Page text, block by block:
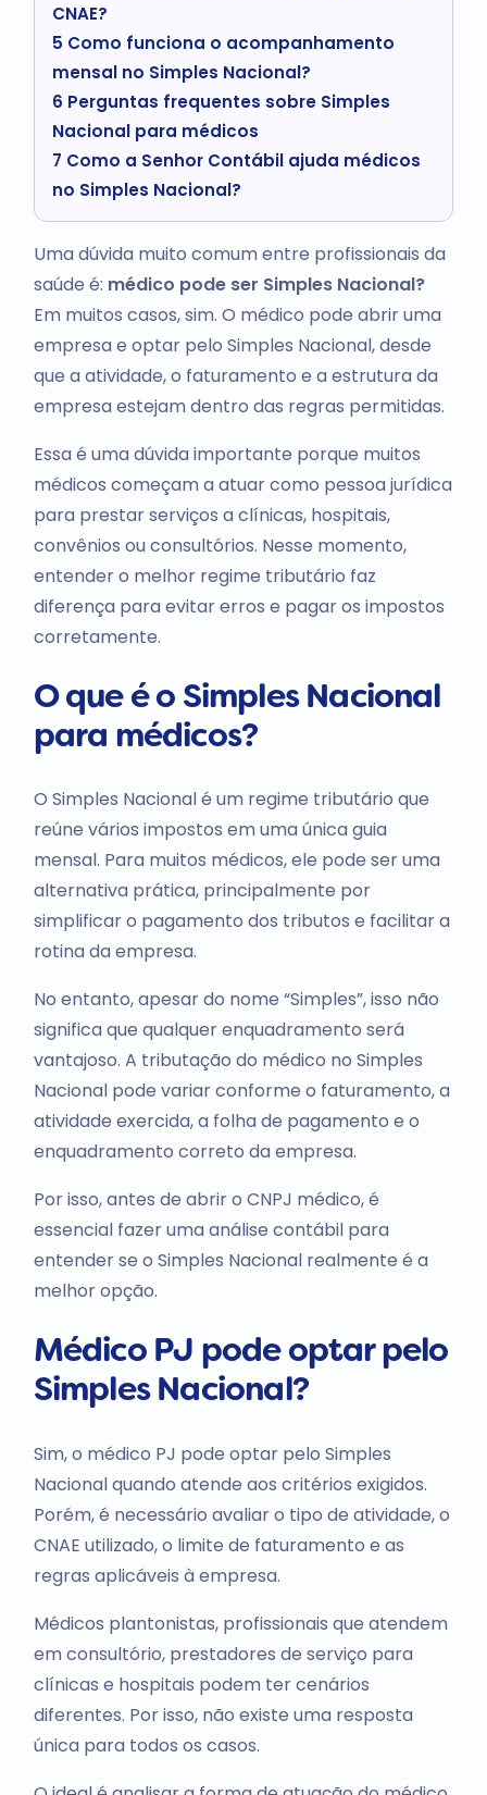
CNAE?
5 Como funciona o acompanhamento
mensal no Simples Nacional?
6 Perguntas frequentes sobre Simples
Nacional para médicos
7 Como a Senhor Contábil ajuda médicos
no Simples Nacional?
Uma dúvida muito comum entre profissionais da
saúde é: médico pode ser Simples Nacional?
Em muitos casos, sim. O médico pode abrir uma
empresa e optar pelo Simples Nacional, desde
que a atividade, o faturamento e a estrutura da
empresa estejam dentro das regras permitidas.
Essa é uma dúvida importante porque muitos
médicos começam a atuar como pessoa jurídica
para prestar serviços a clínicas, hospitais,
convênios ou consultórios. Nesse momento,
entender o melhor regime tributário faz
diferença para evitar erros e pagar os impostos
corretamente.
O que é o Simples Nacional
para médicos?
O Simples Nacional é um regime tributário que
reúne vários impostos em uma única guia
mensal. Para muitos médicos, ele pode ser uma
alternativa prática, principalmente por
simplificar o pagamento dos tributos e facilitar a
rotina da empresa.
No entanto, apesar do nome “Simples”, isso não
significa que qualquer enquadramento será
vantajoso. A tributação do médico no Simples
Nacional pode variar conforme o faturamento, a
atividade exercida, a folha de pagamento e o
enquadramento correto da empresa.
Por isso, antes de abrir o CNPJ médico, é
essencial fazer uma análise contábil para
entender se o Simples Nacional realmente é a
melhor opção.
Médico PJ pode optar pelo
Simples Nacional?
Sim, o médico PJ pode optar pelo Simples
Nacional quando atende aos critérios exigidos.
Porém, é necessário avaliar o tipo de atividade, o
CNAE utilizado, o limite de faturamento e as
regras aplicáveis à empresa.
Médicos plantonistas, profissionais que atendem
em consultório, prestadores de serviço para
clínicas e hospitais podem ter cenários
diferentes. Por isso, não existe uma resposta
única para todos os casos.